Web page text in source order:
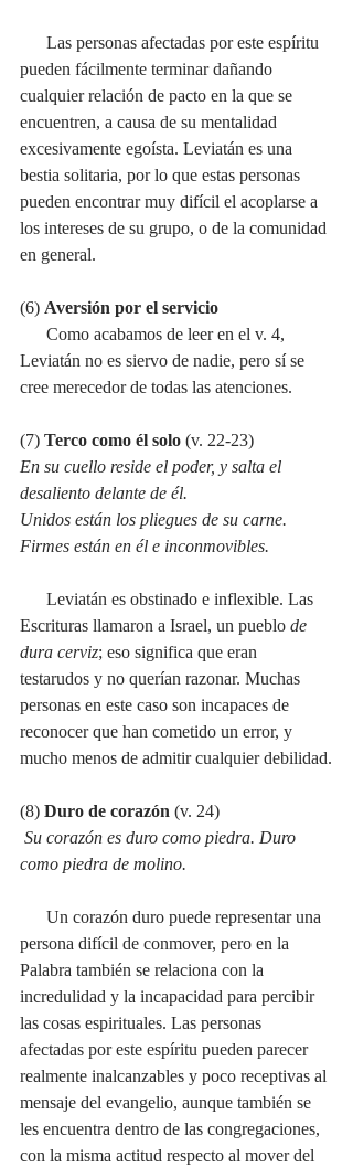
Las personas afectadas por este espíritu
pueden fácilmente terminar dañando
cualquier relación de pacto en la que se
encuentren, a causa de su mentalidad
excesivamente egoísta. Leviatán es una
bestia solitaria, por lo que estas personas
pueden encontrar muy difícil el acoplarse a
los intereses de su grupo, o de la comunidad
en general.
(6) Aversión por el servicio
Leviatán no es siervo de nadie, pero sí se
cree merecedor de todas las atenciones.
(7) Terco como él solo (v. 22-23)
En su cuello reside el poder, y salta el
desaliento delante de él.
Unidos están los pliegues de su carne.
Firmes están en él e inconmovibles.
Escrituras llamaron a Israel, un pueblo de
dura cerviz; eso significa que eran
testarudos y no querían razonar. Muchas
personas en este caso son incapaces de
reconocer que han cometido un error, y
mucho menos de admitir cualquier debilidad.
(8) Duro de corazón (v. 24)
Su corazón es duro como piedra. Duro
como piedra de molino.
Un corazón duro puede representar una
persona difícil de conmover, pero en la
Palabra también se relaciona con la
incredulidad y la incapacidad para percibir
las cosas espirituales. Las personas
afectadas por este espíritu pueden parecer
realmente inalcanzables y poco receptivas al
mensaje del evangelio, aunque también se
les encuentra dentro de las congregaciones,
con la misma actitud respecto al mover del